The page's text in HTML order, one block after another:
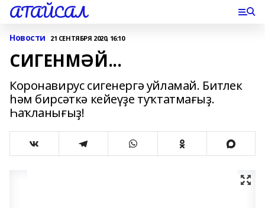
АТАЙСАЛ
Новости 21 СЕНТЯБРЯ 2020, 16:10
СИГЕНМӘЙ...
Коронавирус сигенергә уйламай. Битлек
һәм бирсәткә кейеүҙе туҡтатмағыҙ.
Һаҡланығыҙ!